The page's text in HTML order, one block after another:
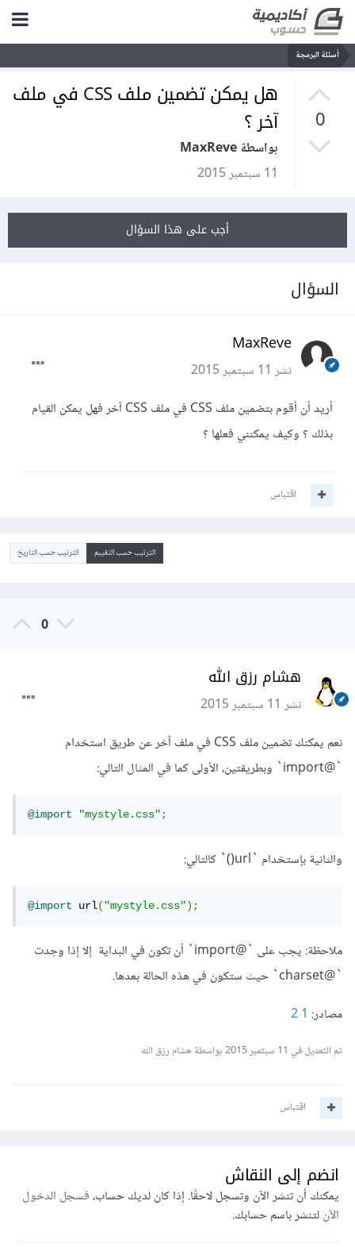
أسئلة البرمجة
0
هل يمكن تضمين ملف CSS في ملف
آخر ؟
بواسطة MaxReve
11 سبتمبر 2015
أجب على هذا السؤال
السؤال
MaxReve
نشر11 سبتمبر 2015
أريد أن أقوم بتضمين ملف CSS في ملف CSS آخر فهل يمكن القيام
بذلك ؟ وكيف يمكنني فعلها ؟
اقتباس
الترتيب حسب التقييم الترتيب حسب التاريخ
0
هشام رزق الله
نشر11 سبتمبر 2015
نعم يمكنك تضمين ملف CSS في ملف آخر عن طريق استخدام
`@import` وبطريقتين، الأولى كما في المثال التالي:
@import "mystyle.css";
والثانية بإستخدام `url()` كالتالي:
@import url("mystyle.css");
ملاحظة: يجب على `@import` أن تكون في البداية إلا إذا وجدت
`@charset` حيث ستكون في هذه الحالة بعدها.
مصادر: 1
2
تم التعديل في 11 سبتمبر 2015 بواسطة هشام رزق الله
اقتباس
انضم إلى النقاش
يمكنك أن تنشر الآن وتسجل لاحقًا. إذا كان لديك حساب،فسجل الدخول
الآنلتنشر باسم حسابك.